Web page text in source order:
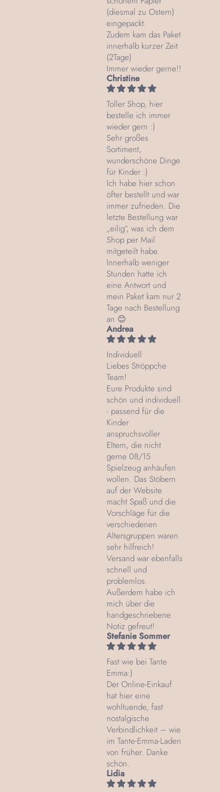
(diesmal zu Ostern)
eingepackt.
Zudem kam das Paket
innerhalb kurzer Zeit
(2Tage)
Immer wieder gerne!!
Christine
Toller Shop, hier
bestelle ich immer
wieder gern :)
Sehr großes
Sortiment,
wunderschöne Dinge
für Kinder :)
Ich habe hier schon
öfter bestellt und war
immer zufrieden. Die
letzte Bestellung war
„eilig“, was ich dem
Shop per Mail
mitgeteilt habe.
Innerhalb weniger
Stunden hatte ich
eine Antwort und
mein Paket kam nur 2
Tage nach Bestellung
an 😊
Andrea
Individuell
Liebes Ströppche
Team!
Eure Produkte sind
schön und individuell
- passend für die
Kinder
anspruchsvoller
Eltern, die nicht
gerne 08/15
Spielzeug anhäufen
wollen. Das Stöbern
auf der Website
macht Spaß und die
Vorschläge für die
verschiedenen
Altersgruppen waren
sehr hilfreich!
Versand war ebenfalls
schnell und
problemlos.
Außerdem habe ich
mich über die
handgeschriebene
Notiz gefreut!
Stefanie Sommer
Fast wie bei Tante
Emma:)
Der Online-Einkauf
hat hier eine
wohltuende, fast
nostalgische
Verbindlichkeit – wie
im Tante‑Emma‑Laden
von früher. Danke
schön.
Lidia